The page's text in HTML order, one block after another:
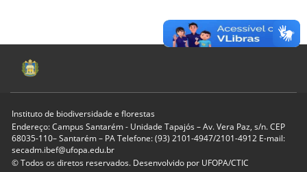
Instituto de biodiversidade e florestas
Endereço: Campus Santarém - Unidade Tapajós – Av. Vera Paz, s/n. CEP
68035-110– Santarém – PA Telefone: (93) 2101-4947/2101-4912 E-mail:
secadm.ibef@ufopa.edu.br
© Todos os diretos reservados. Desenvolvido por UFOPA/CTIC